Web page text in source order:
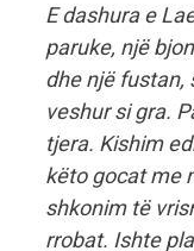
E dashura e
paruke, një
dhe një fustan,
veshur si gra.
tjera. Kishim
këto gocat me
shkonim të
rrobat. Ishte